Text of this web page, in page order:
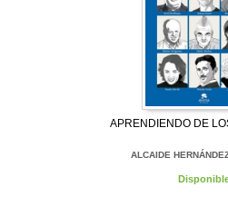
APRENDIENDO DE
ALCAIDE